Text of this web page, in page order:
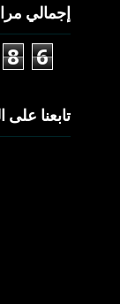
إجمالي
8 6
تابعنا